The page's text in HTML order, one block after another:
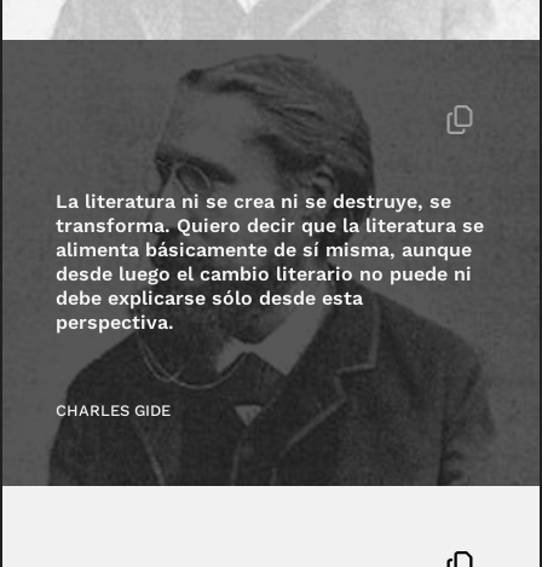
La literatura ni se crea ni se destruye, se
transforma. Quiero decir que la literatura se
alimenta básicamente de sí misma, aunque
desde luego el cambio literario no puede ni
debe explicarse sólo desde esta
perspectiva.
CHARLES GIDE